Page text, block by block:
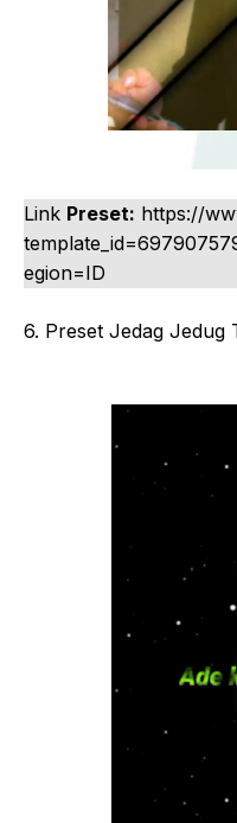
Link Preset: https://
egion=ID
6. Preset Jedag Jedug